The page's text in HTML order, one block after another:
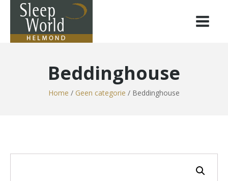
Beddinghouse
Home / Geen categorie / Beddinghouse